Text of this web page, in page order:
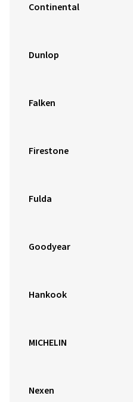
Continental
Dunlop
Falken
Firestone
Fulda
Goodyear
Hankook
MICHELIN
Nexen